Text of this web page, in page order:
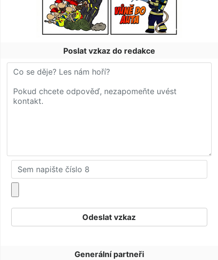
Poslat vzkaz do redakce
Generální partneři